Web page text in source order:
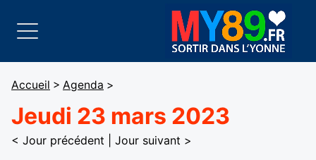
Accueil > Agenda >
Jeudi 23 mars 2023
< Jour précédent Jour suivant >